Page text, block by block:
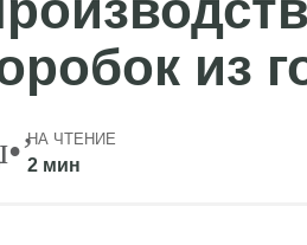
из
НА ЧТЕНИЕ
2 мин